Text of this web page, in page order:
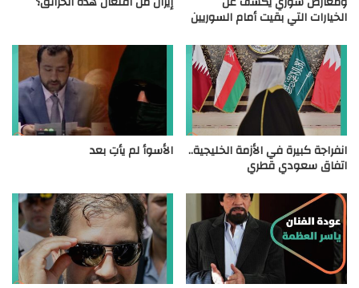
الخيارات التي بقيت أمام السوريين
انفراجة كبيرة في الأزمة الخليجية..
اتفاق سعودي قطري
الأسوأ لم يأتِ بعد